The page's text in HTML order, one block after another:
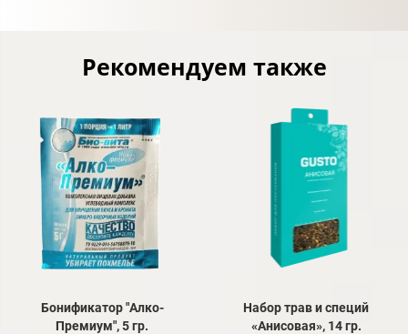
Рекомендуем также
Бонификатор "Алко-
Премиум", 5 гр.
Набор трав и специй
«Анисовая», 14 гр.